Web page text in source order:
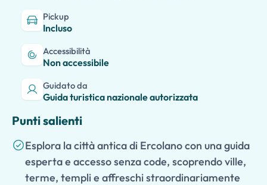
Pickup
Incluso
Accessibilità
Non accessibile
Guidato da
Guida turistica nazionale autorizzata
Punti salienti
Esplora la città antica di Ercolano con una guida
esperta e accesso senza code, scoprendo ville,
terme, templi e affreschi straordinariamente